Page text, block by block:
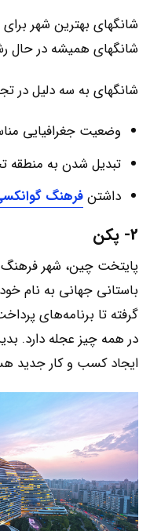
شانگهای بهترین شهر برای
شانگهای همیشه در حال
شانگهای به سه دلیل در
وضعیت جغرافیایی
تبدیل شدن به منطقه
داشتنفرهنگ
2- پکن
باستانی جهانی به نام
گرفته تا برنامه‌های
در همه چیز عجله دارد.
ایجاد کسب و کار جدید